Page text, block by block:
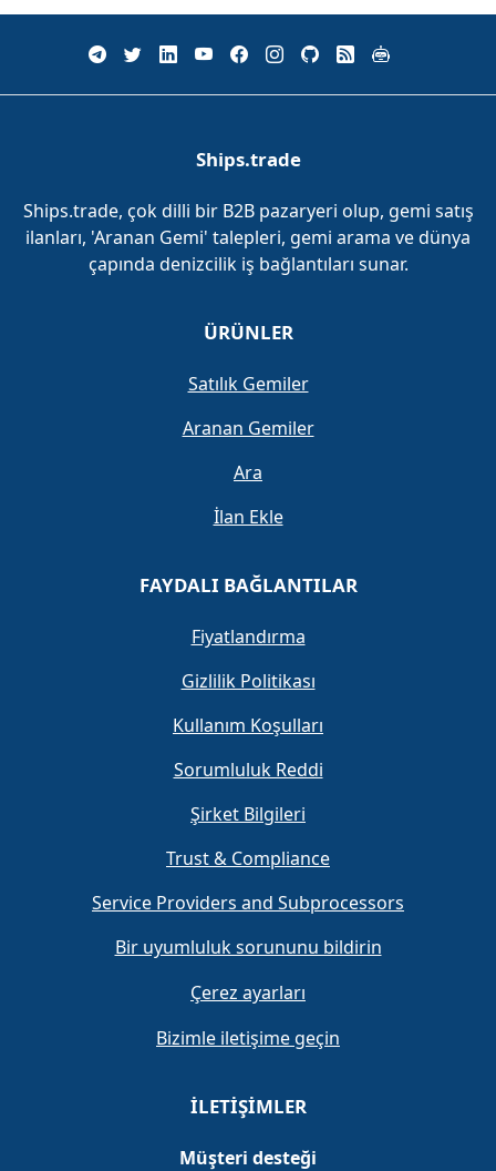
Ships.trade
Ships.trade, çok dilli bir B2B pazaryeri olup, gemi satış
ilanları, 'Aranan Gemi' talepleri, gemi arama ve dünya
çapında denizcilik iş bağlantıları sunar.
ÜRÜNLER
Satılık Gemiler
Aranan Gemiler
Ara
İlan Ekle
FAYDALI BAĞLANTILAR
Fiyatlandırma
Gizlilik Politikası
Kullanım Koşulları
Sorumluluk Reddi
Şirket Bilgileri
Trust & Compliance
Service Providers and Subprocessors
Bir uyumluluk sorununu bildirin
Çerez ayarları
Bizimle iletişime geçin
İLETIŞIMLER
Müşteri desteği